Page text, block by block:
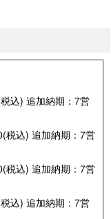
込) 追加納期：7営
税込) 追加納期：7営
税込) 追加納期：7営
込) 追加納期：7営